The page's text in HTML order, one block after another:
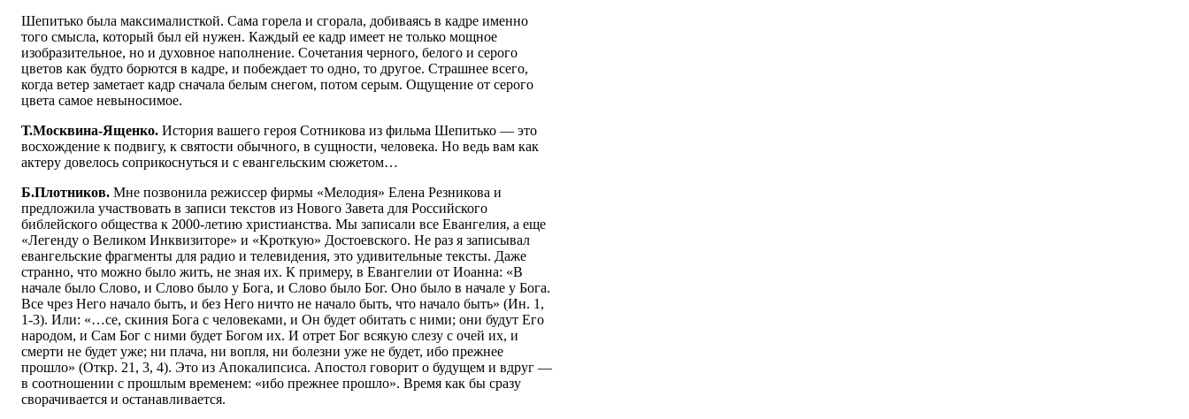
Шепитько была максималисткой. Сама горела и сгорала, добиваясь в кадре именно
того смысла, который был ей нужен. Каждый ее кадр имеет не только мощное
изобразительное, но и духовное наполнение. Сочетания черного, белого и серого
цветов как будто борются в кадре, и побеждает то одно, то другое. Страшнее всего,
когда ветер заметает кадр сначала белым снегом, потом серым. Ощущение от серого
цвета самое невыносимое.
Т.Москвина-Ященко. История вашего героя Сотникова из фильма Шепитько — это
восхождение к подвигу, к святости обычного, в сущности, человека. Но ведь вам как
актеру довелось соприкоснуться и с евангельским сюжетом…
Б.Плотников. Мне позвонила режиссер фирмы «Мелодия» Елена Резникова и
предложила участвовать в записи текстов из Нового Завета для Российского
библейского общества к 2000-летию христианства. Мы записали все Евангелия, а еще
«Легенду о Великом Инквизиторе» и «Кроткую» Достоевского. Не раз я записывал
евангельские фрагменты для радио и телевидения, это удивительные тексты. Даже
странно, что можно было жить, не зная их. К примеру, в Евангелии от Иоанна: «В
начале было Слово, и Слово было у Бога, и Слово было Бог. Оно было в начале у Бога.
Все чрез Него начало быть, и без Него ничто не начало быть, что начало быть» (Ин. 1,
1-3). Или: «…се, скиния Бога с человеками, и Он будет обитать с ними; они будут Его
народом, и Сам Бог с ними будет Богом их. И отрет Бог всякую слезу с очей их, и
смерти не будет уже; ни плача, ни вопля, ни болезни уже не будет, ибо прежнее
прошло» (Откр. 21, 3, 4). Это из Апокалипсиса. Апостол говорит о будущем и вдруг —
в соотношении с прошлым временем: «ибо прежнее прошло». Время как бы сразу
сворачивается и останавливается.